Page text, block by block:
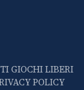
GIOCHI LIBERI
POLICY